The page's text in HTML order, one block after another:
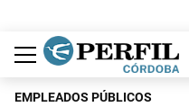
Política
Economía
Judiciales
Sociedad
Cultura
Espectáculos
Deportes
Protagonistas
EMPLEADOS PÚBLICOS